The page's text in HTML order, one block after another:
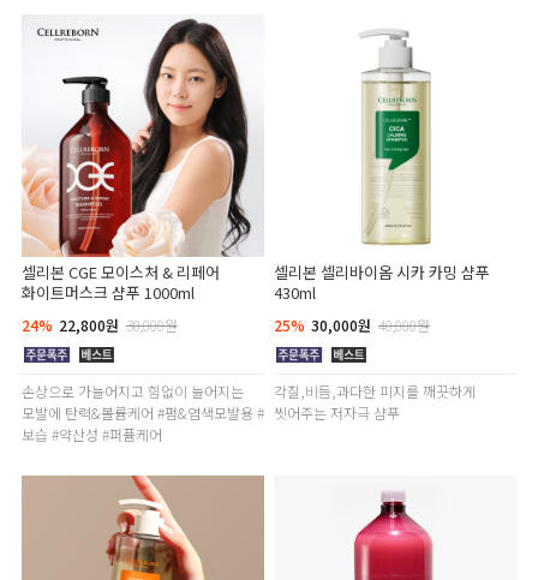
셀리본 CGE 모이스처 & 리페어
화이트머스크 샴푸 1000ml
24% 22,800원 30,000원
손상으로 가늘어지고 힘없이 늘어지는
모발에 탄력&볼륨케어 #펌&염색모발용 #
보습 #약산성 #퍼퓸케어
셀리본 셀리바이옴 시카 카밍 샴푸
430ml
25% 30,000원 40,000원
각질,비듬,과다한 피지를 깨끗하게
씻어주는 저자극 샴푸